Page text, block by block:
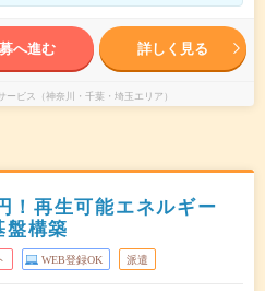
へ進む 詳しく見る
ービス（神奈川・千葉・埼玉エリア）
！再生可能エネルギー
盤構築
WEB登録OK 派遣